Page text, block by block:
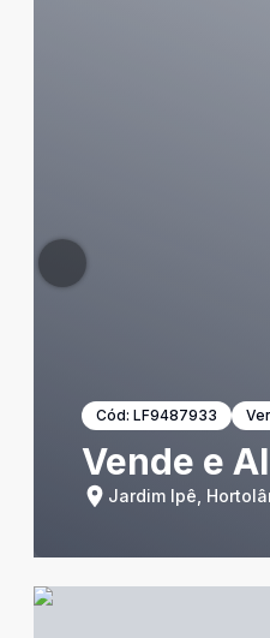
Cód: LF9487933
Vende e
Jardim Ipê,